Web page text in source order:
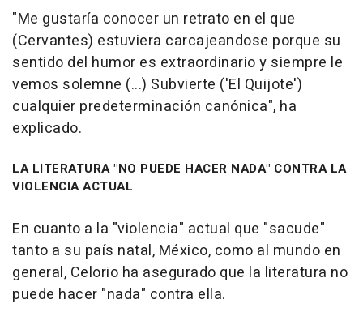
"Me gustaría conocer un retrato en el que
(Cervantes) estuviera carcajeandose porque su
sentido del humor es extraordinario y siempre le
vemos solemne (...) Subvierte ('El Quijote')
cualquier predeterminación canónica", ha
explicado.
LA LITERATURA "NO PUEDE HACER NADA" CONTRA LA
VIOLENCIA ACTUAL
En cuanto a la "violencia" actual que "sacude"
tanto a su país natal, México, como al mundo en
general, Celorio ha asegurado que la literatura no
puede hacer "nada" contra ella.